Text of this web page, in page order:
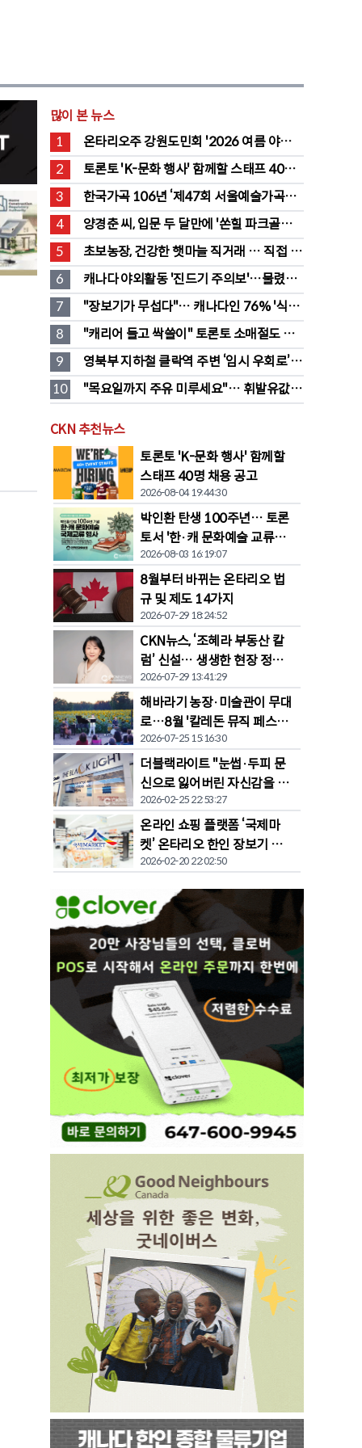
많이 본 뉴스
1
온타리오주 강원도민회 '2026 여름 야유
회' 성료
2
토론토 'K-문화 행사' 함께할 스태프 40명
채용 공고
3
한국가곡 106년 ‘제47회 서울예술가곡제’
2회차 무대 성황
4
양경춘 씨, 입문 두 달만에 '쏜힐 파크골프'
첫 홀인원 주인공
5
초보농장, 건강한 햇마늘 직거래 … 직접 만
든 전통 장류도 판매
6
캐나다 야외활동 '진드기 주의보'…물렸을
때 올바른 대처법은?
7
"장보기가 무섭다"… 캐나다인 76% '식료
품값이 가장 부담'
8
"캐리어 들고 싹쓸이" 토론토 소매절도
546명 검거…훔친 물건 재유통
9
영북부 지하철 클락역 주변 ‘임시 우회로’
전환… “영 스트리트 바뀐다”
10
"목요일까지 주유 미루세요"… 휘발유값
대폭 하락 예고
CKN 추천뉴스
토론토 'K-문화 행사' 함께할
스태프 40명 채용 공고
2026-08-04 19:44:30
박인환 탄생 100주년… 토론
토서 '한·캐 문화예술 교류전'
열린다
2026-08-03 16:19:07
8월부터 바뀌는 온타리오 법
규 및 제도 14가지
2026-07-29 18:24:52
CKN뉴스, ‘조혜라 부동산 칼
럼’ 신설… 생생한 현장 정보
공유
2026-07-29 13:41:29
해바라기 농장·미술관이 무대
로…8월 '칼레돈 뮤직 페스티
벌' 개막
2026-07-25 15:16:30
더블랙라이트 "눈썹·두피 문
신으로 잃어버린 자신감을 되
찾다"
2026-02-25 22:53:27
온라인 쇼핑 플랫폼 ‘국제마
켓’ 온타리오 한인 장보기 문
화 바꾼다
2026-02-20 22:02:50